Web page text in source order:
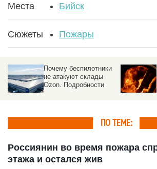
Места Бийск
Сюжеты Пожары
Почему беспилотники
не атакуют склады
Ozon. Подробности
ПО ТЕМЕ:
Россиянин во время пожара
этажа и остался жив